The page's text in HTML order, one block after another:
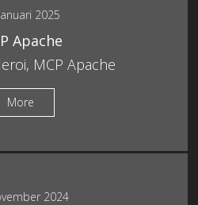
2025
Apache
MCP Apache
More
2024